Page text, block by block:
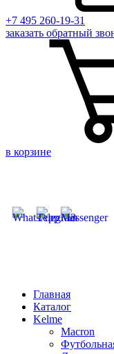
+7 495 260-19-31
заказать обратный
в корзине
Главная
Каталог
Kelme
Macron